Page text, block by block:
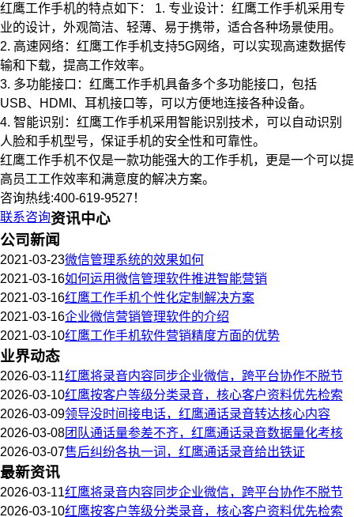
红鹰工作手机的特点如下： 1. 专业设计：红鹰工作手机采用专
业的设计，外观简洁、轻薄、易于携带，适合各种场景使用。
2. 高速网络：红鹰工作手机支持5G网络，可以实现高速数据传
输和下载，提高工作效率。
3. 多功能接口：红鹰工作手机具备多个多功能接口，包括
USB、HDMI、耳机接口等，可以方便地连接各种设备。
4. 智能识别：红鹰工作手机采用智能识别技术，可以自动识别
人脸和手机型号，保证手机的安全性和可靠性。
红鹰工作手机不仅是一款功能强大的工作手机，更是一个可以提
高员工工作效率和满意度的解决方案。
咨询热线:400-619-9527！
联系咨询资讯中心
公司新闻
2021-03-23微信管理系统的效果如何
2021-03-16如何运用微信管理软件推进智能营销
2021-03-16红鹰工作手机个性化定制解决方案
2021-03-16企业微信营销管理软件的介绍
2021-03-10红鹰工作手机软件营销精度方面的优势
业界动态
2026-03-11红鹰将录音内容同步企业微信，跨平台协作不脱节
2026-03-10红鹰按客户等级分类录音，核心客户资料优先检索
2026-03-09领导没时间接电话，红鹰通话录音转达核心内容
2026-03-08团队通话量参差不齐，红鹰通话录音数据量化考核
2026-03-07售后纠纷各执一词，红鹰通话录音给出铁证
最新资讯
2026-03-11红鹰将录音内容同步企业微信，跨平台协作不脱节
2026-03-10红鹰按客户等级分类录音，核心客户资料优先检索